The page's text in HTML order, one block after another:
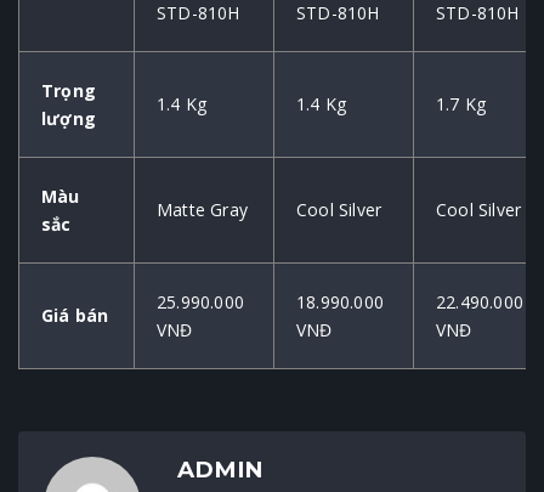
STD-810H
STD-810H
STD-810H
Trọng
lượng
1.4 Kg 1.4 Kg 1.7 Kg
Màu
sắc
Matte Gray Cool Silver Cool Silver
Giá bán
25.990.000
VNĐ
18.990.000
VNĐ
22.490.000
VNĐ
ADMIN